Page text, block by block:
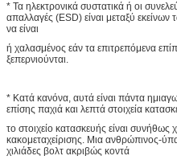
* Τα ηλεκτρονικά συστατικά ή οι
απαλλαγές (ESD) είναι μεταξύ
να είναι
ή χαλασμένος εάν τα επιτρεπόμενα
ξεπερνιούνται.
* Κατά κανόνα, αυτά είναι πάντα
επίσης παχιά και λεπτά στοιχεία
το στοιχείο κατασκευής είναι
κακομεταχείρισης. Μια ανθρώπινος-
χιλιάδες βολτ ακριβώς κοντά